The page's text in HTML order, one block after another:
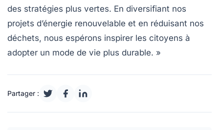
des stratégies plus vertes. En diversifiant nos
projets d’énergie renouvelable et en réduisant nos
déchets, nous espérons inspirer les citoyens à
adopter un mode de vie plus durable. »
Partager :